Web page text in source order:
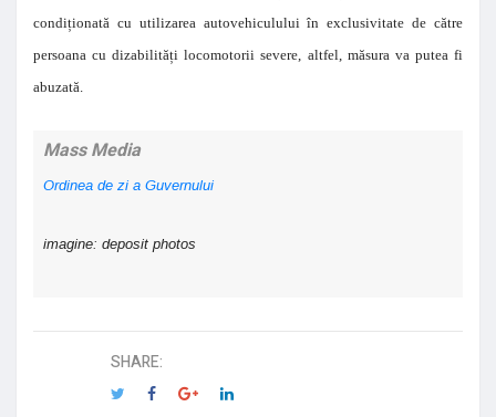
condiționată cu utilizarea autovehiculului în exclusivitate de către
persoana cu dizabilități locomotorii severe, altfel, măsura va putea fi
abuzată.
Mass Media
Ordinea de zi a Guvernului
imagine: deposit photos
SHARE: